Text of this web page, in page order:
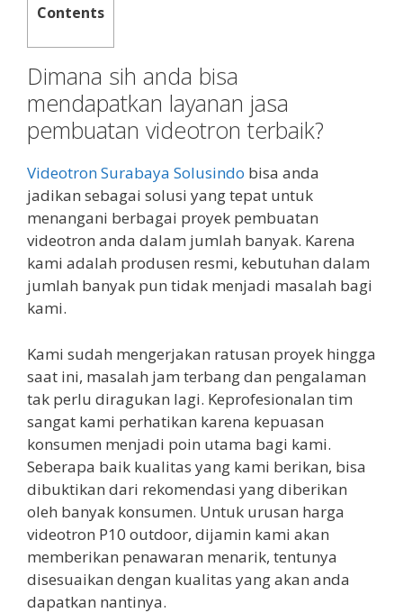
Contents
Dimana sih anda bisa
mendapatkan layanan jasa
pembuatan videotron terbaik?
Videotron Surabaya Solusindo bisa anda
jadikan sebagai solusi yang tepat untuk
menangani berbagai proyek pembuatan
videotron anda dalam jumlah banyak. Karena
kami adalah produsen resmi, kebutuhan dalam
jumlah banyak pun tidak menjadi masalah bagi
kami.
Kami sudah mengerjakan ratusan proyek hingga
saat ini, masalah jam terbang dan pengalaman
tak perlu diragukan lagi. Keprofesionalan tim
sangat kami perhatikan karena kepuasan
konsumen menjadi poin utama bagi kami.
Seberapa baik kualitas yang kami berikan, bisa
dibuktikan dari rekomendasi yang diberikan
oleh banyak konsumen. Untuk urusan harga
videotron P10 outdoor, dijamin kami akan
memberikan penawaran menarik, tentunya
disesuaikan dengan kualitas yang akan anda
dapatkan nantinya.